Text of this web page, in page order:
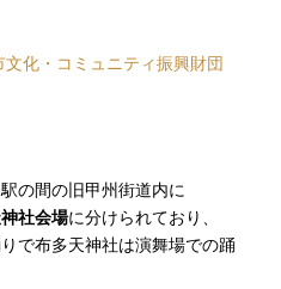
化・コミュニティ振興財団
の間の旧甲州街道内に
社会場に分けられており、
で布多天神社は演舞場での踊